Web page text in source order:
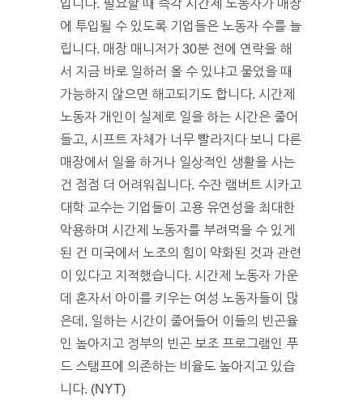
입니다. 필요할 때 즉각 시간제 노동자가 매장
에 투입될 수 있도록 기업들은 노동자 수를 늘
립니다. 매장 매니저가 30분 전에 연락을 해
서 지금 바로 일하러 올 수 있냐고 물었을 때
가능하지 않으면 해고되기도 합니다. 시간제
노동자 개인이 실제로 일을 하는 시간은 줄어
들고, 시프트 자체가 너무 빨라지다 보니 다른
매장에서 일을 하거나 일상적인 생활을 사는
건 점점 더 어려워집니다. 수잔 램버트 시카고
대학 교수는 기업들이 고용 유연성을 최대한
악용하며 시간제 노동자를 부려먹을 수 있게
된 건 미국에서 노조의 힘이 약화된 것과 관련
이 있다고 지적했습니다. 시간제 노동자 가운
데 혼자서 아이를 키우는 여성 노동자들이 많
은데, 일하는 시간이 줄어들어 이들의 빈곤율
인 높아지고 정부의 빈곤 보조 프로그램인 푸
드 스탬프에 의존하는 비율도 높아지고 있습
니다. (NYT)